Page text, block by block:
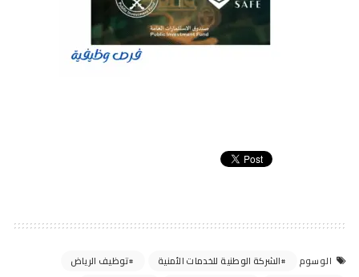
الوسوم الشركة الوطنية للخدمات الأمنية
توظيف الرياض